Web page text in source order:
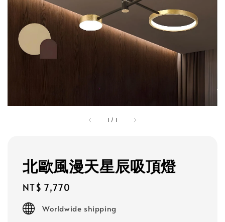
1 / 1
北歐風漫天星辰吸頂燈
Regular
price
NT$ 7,770
Worldwide shipping